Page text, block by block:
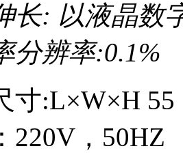
长: 以液晶数
分辨率:0.1%
寸:L×W×H 55
220V，50HZ